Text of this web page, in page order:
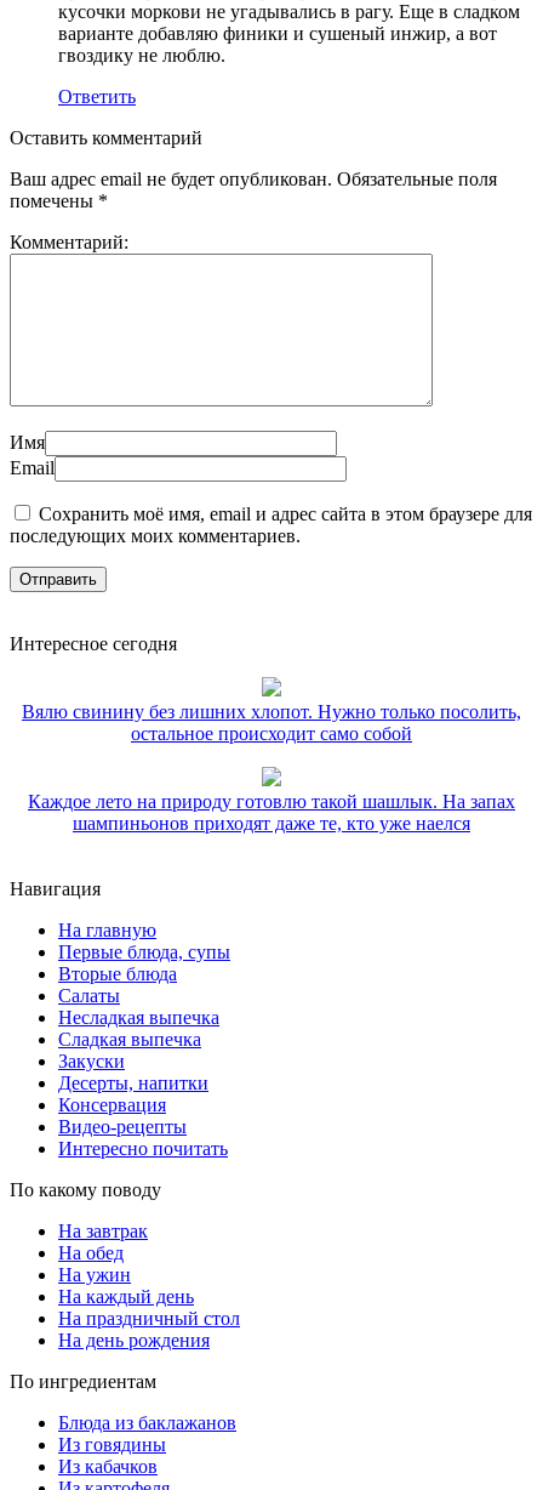
кусочки моркови не угадывались в рагу. Еще в сладком
варианте добавляю финики и сушеный инжир, а вот
гвоздику не люблю.
Ответить
Оставить комментарий
Ваш адрес email не будет опубликован. Обязательные поля
помечены *
Комментарий:
Имя
Email
Сохранить моё имя, email и адрес сайта в этом браузере для
последующих моих комментариев.
Интересное сегодня
Вялю свинину без лишних хлопот. Нужно только посолить,
остальное происходит само собой
Каждое лето на природу готовлю такой шашлык. На запах
шампиньонов приходят даже те, кто уже наелся
Навигация
На главную
Первые блюда, супы
Вторые блюда
Салаты
Несладкая выпечка
Сладкая выпечка
Закуски
Десерты, напитки
Консервация
Видео-рецепты
Интересно почитать
По какому поводу
На завтрак
На обед
На ужин
На каждый день
На праздничный стол
На день рождения
По ингредиентам
Блюда из баклажанов
Из говядины
Из кабачков